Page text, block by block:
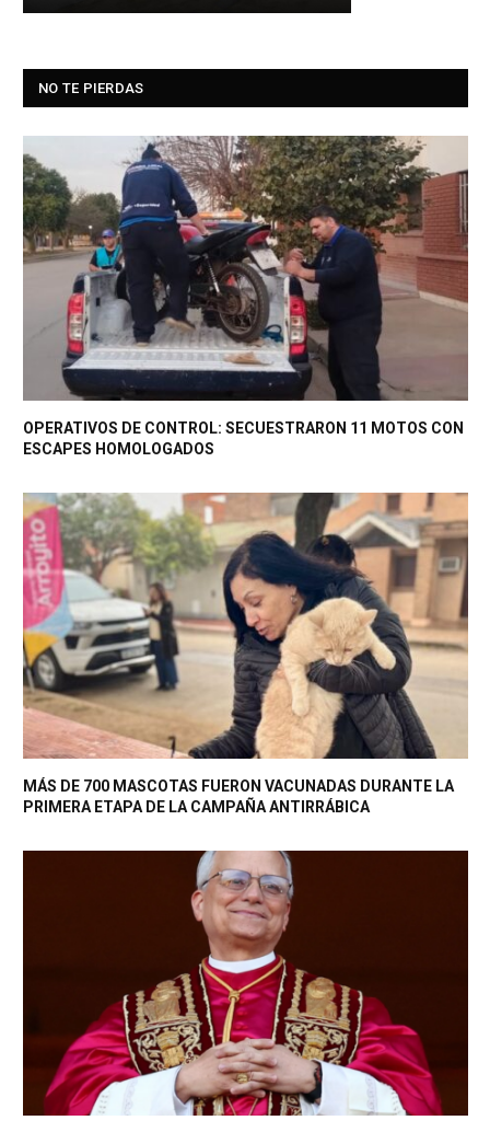
NO TE PIERDAS
OPERATIVOS DE CONTROL: SECUESTRARON 11 MOTOS CON
ESCAPES HOMOLOGADOS
MÁS DE 700 MASCOTAS FUERON VACUNADAS DURANTE LA
PRIMERA ETAPA DE LA CAMPAÑA ANTIRRÁBICA